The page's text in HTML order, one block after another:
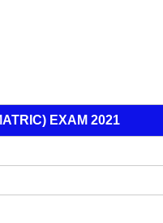
EXAM 2021